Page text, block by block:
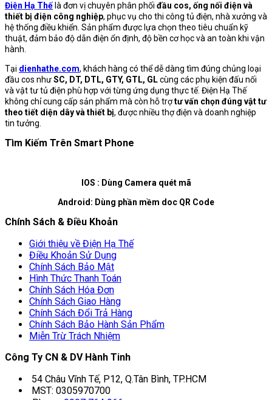
Điện Hạ Thế là đơn vị chuyên phân phối đầu cos, ống nối điện và
thiết bị điện công nghiệp, phục vụ cho thi công tủ điện, nhà xưởng và
hệ thống điều khiển. Sản phẩm được lựa chọn theo tiêu chuẩn kỹ
thuật, đảm bảo độ dẫn điện ổn định, độ bền cơ học và an toàn khi vận
hành.
Tại dienhathe.com, khách hàng có thể dễ dàng tìm đúng chủng loại
đầu cos nhưSC, DT, DTL, GTY, GTL, GLcùng các phụ kiện đấu nối
và vật tư tủ điện phù hợp với từng ứng dụng thực tế. Điện Hạ Thế
không chỉ cung cấp sản phẩm mà còn hỗ trợtư vấn chọn đúng vật tư
theo tiết diện dây và thiết bị, được nhiều thợ điện và doanh nghiệp
tin tưởng.
Tìm Kiếm Trên Smart Phone
IOS : Dùng Camera quét mã
Android: Dùng phần mềm doc QR Code
Chính Sách & Điều Khoản
Giới thiệu về Điện Hạ Thế
Điều Khoản Sử Dụng
Chính Sách Bảo Mật
Hình Thức Thanh Toán
Chính Sách Hóa Đơn
Chính Sách Giao Hàng
Chính Sách Đổi Trả Hàng
Chính Sách Bảo Hành Sản Phẩm
Miễn Trừ Trách Nhiệm
Công Ty CN & DV Hành Tinh
54 Châu Vĩnh Tế, P12, Q.Tân Bình, TP.HCM
MST: 0305970700